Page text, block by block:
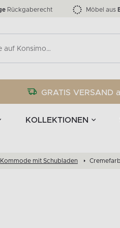
Rückgaberecht Möbel aus
GRATIS
KOLLEKTIONEN
und Accessoires
Die
EPIRI
TEENS
Tischlampen
Kommode mit Schubladen